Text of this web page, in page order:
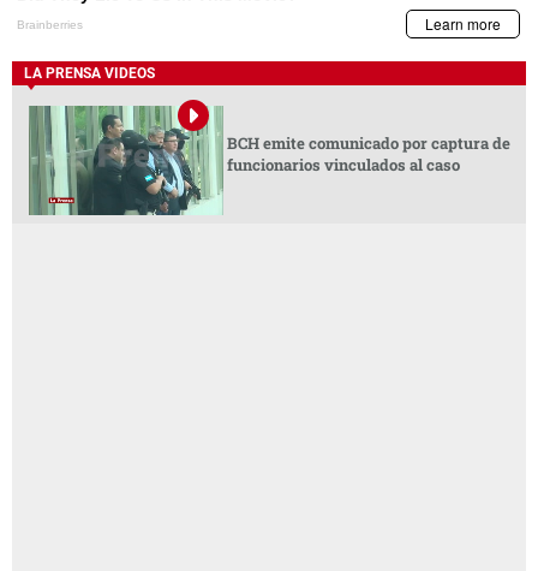
LA PRENSA VIDEOS
BCH emite comunicado por captura de
funcionarios vinculados al caso